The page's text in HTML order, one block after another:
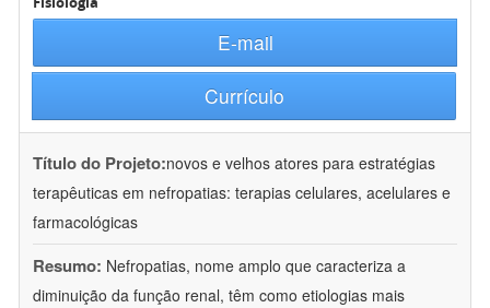
E-mail
Currículo
Título do Projeto:novos e velhos atores para estratégias
terapêuticas em nefropatias: terapias celulares, acelulares e
farmacológicas
Resumo: Nefropatias, nome amplo que caracteriza a
diminuição da função renal, têm como etiologias mais